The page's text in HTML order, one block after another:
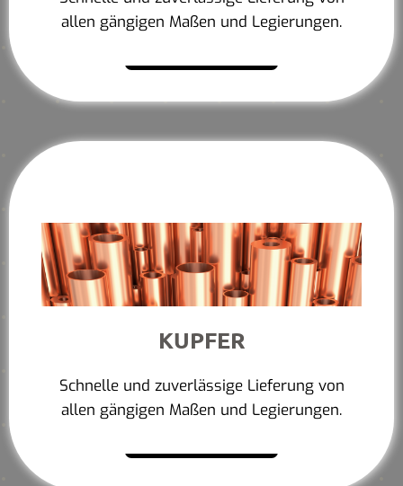
allen gängigen Maßen und Legierungen.
KUPFER
Schnelle und zuverlässige Lieferung von
allen gängigen Maßen und Legierungen.